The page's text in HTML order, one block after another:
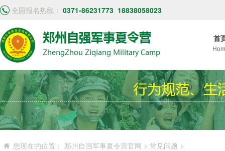
全国报名热线： 0371-86231773 18838058023
首
您现在的位置： 郑州自强军事夏令营官网 > 常见问题 >